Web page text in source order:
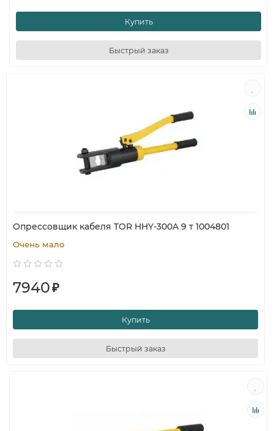
Купить
Быстрый заказ
Опрессовщик кабеля TOR HHY-300A 9 т 1004801
Очень мало
7940₽
Купить
Быстрый заказ